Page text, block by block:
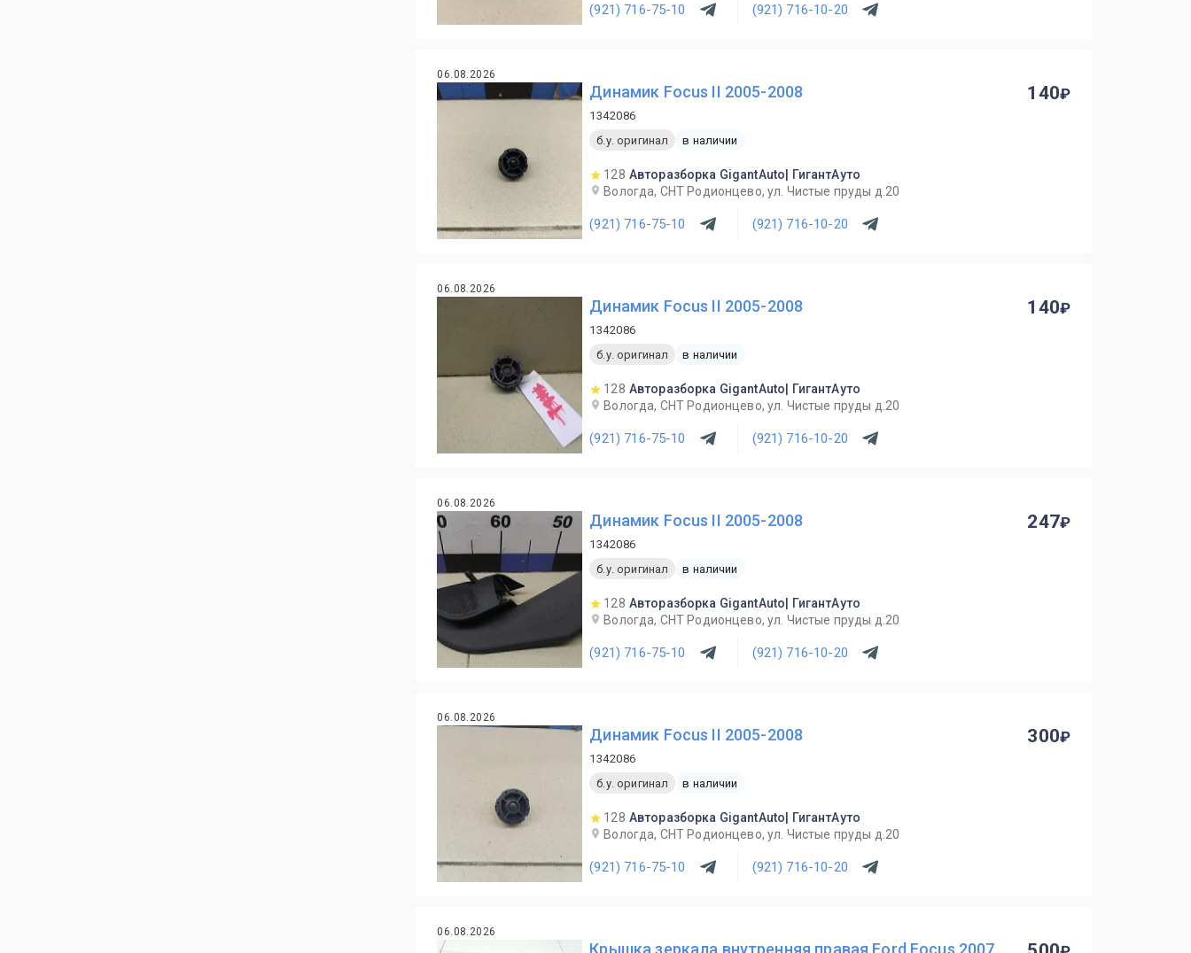
(921) 716-75-10 (921) 716-10-20
06.08.2026
Динамик Focus II 2005-2008
1342086
б.у. оригинал
в наличии
128 Авторазборка GigantAuto| ГигантАуто
Вологда, СНТ Родионцево, ул. Чистые пруды д.20
(921) 716-75-10 (921) 716-10-20
140
06.08.2026
Динамик Focus II 2005-2008
1342086
б.у. оригинал
в наличии
128 Авторазборка GigantAuto| ГигантАуто
Вологда, СНТ Родионцево, ул. Чистые пруды д.20
(921) 716-75-10 (921) 716-10-20
140
06.08.2026
Динамик Focus II 2005-2008
1342086
б.у. оригинал
в наличии
128 Авторазборка GigantAuto| ГигантАуто
Вологда, СНТ Родионцево, ул. Чистые пруды д.20
(921) 716-75-10 (921) 716-10-20
247
06.08.2026
Динамик Focus II 2005-2008
1342086
б.у. оригинал
в наличии
128 Авторазборка GigantAuto| ГигантАуто
Вологда, СНТ Родионцево, ул. Чистые пруды д.20
(921) 716-75-10 (921) 716-10-20
300
06.08.2026
Крышка зеркала внутренняя правая Ford Focus 2007